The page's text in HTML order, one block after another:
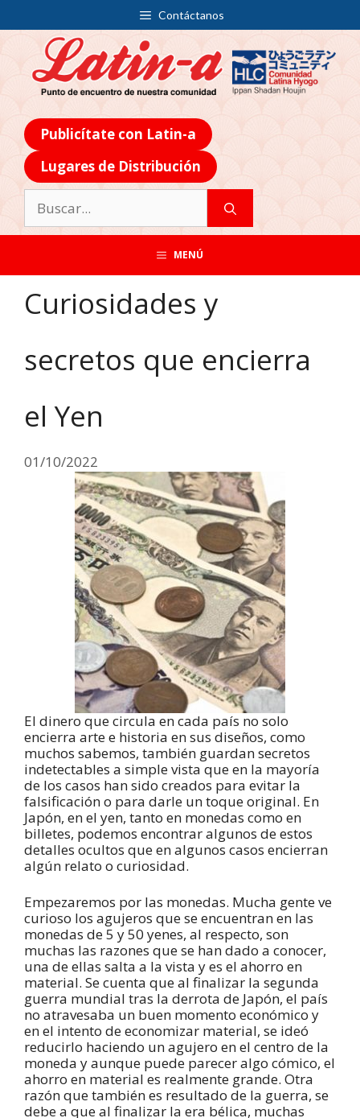
Contáctanos
Publicítate con Latin-a
Lugares de Distribución
MENÚ
Curiosidades y
secretos que encierra
el Yen
01/10/2022
El dinero que circula en cada país no solo
encierra arte e historia en sus diseños, como
muchos sabemos, también guardan secretos
indetectables a simple vista que en la mayoría
de los casos han sido creados para evitar la
falsificación o para darle un toque original. En
Japón, en el yen, tanto en monedas como en
billetes, podemos encontrar algunos de estos
detalles ocultos que en algunos casos encierran
algún relato o curiosidad.
Empezaremos por las monedas. Mucha gente ve
curioso los agujeros que se encuentran en las
monedas de 5 y 50 yenes, al respecto, son
muchas las razones que se han dado a conocer,
una de ellas salta a la vista y es el ahorro en
material. Se cuenta que al finalizar la segunda
guerra mundial tras la derrota de Japón, el país
no atravesaba un buen momento económico y
en el intento de economizar material, se ideó
reducirlo haciendo un agujero en el centro de la
moneda y aunque puede parecer algo cómico, el
ahorro en material es realmente grande. Otra
razón que también es resultado de la guerra, se
debe a que al finalizar la era bélica, muchas